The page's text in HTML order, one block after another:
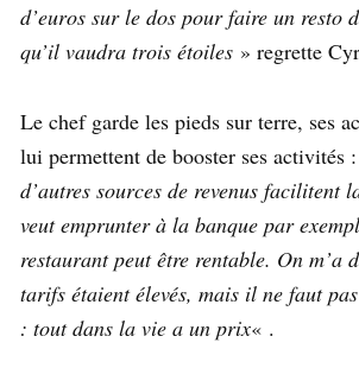
d’euros sur le dos pour faire un resto
qu’il vaudra trois étoiles » regrette
Le chef garde les pieds sur terre, ses
lui permettent de booster ses activités
d’autres sources de revenus facilitent
veut emprunter à la banque par
restaurant peut être rentable. On m’a
tarifs étaient élevés, mais il ne faut
: tout dans la vie a un prix« .